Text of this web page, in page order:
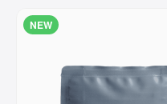
NEW